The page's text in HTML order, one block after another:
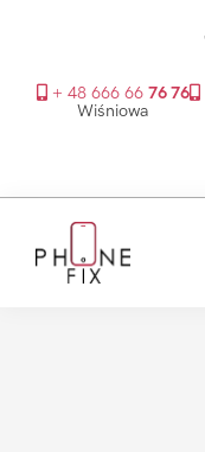
+ 48 666 66 76 76
Wiśniowa
głównego